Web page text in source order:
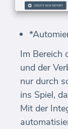
Im Bereich
und der
nur durch
ins Spiel,
Mit der